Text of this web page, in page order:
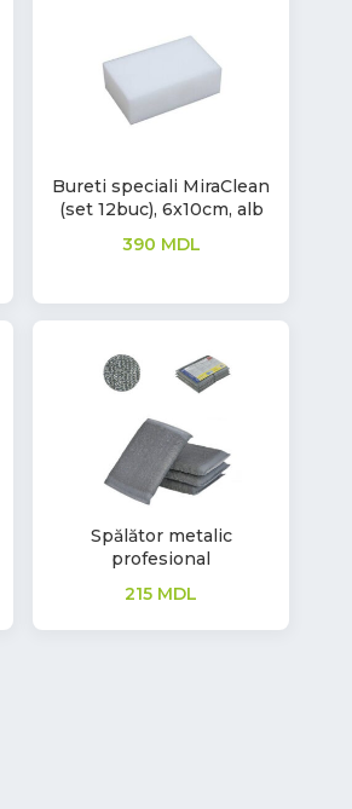
Bureti speciali MiraClean
(set 12buc), 6x10cm, alb
390 MDL
Spălător metalic
profesional
215 MDL